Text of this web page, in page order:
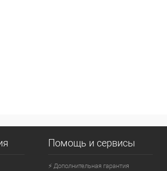
Помощь и сервисы
⚡ Дополнительная гарантия